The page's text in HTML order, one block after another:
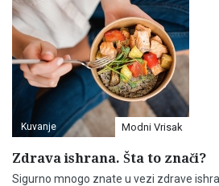
Kuvanje Modni Vrisak
Zdrava ishrana. Šta to znači?
Sigurno mnogo znate u vezi zdrave